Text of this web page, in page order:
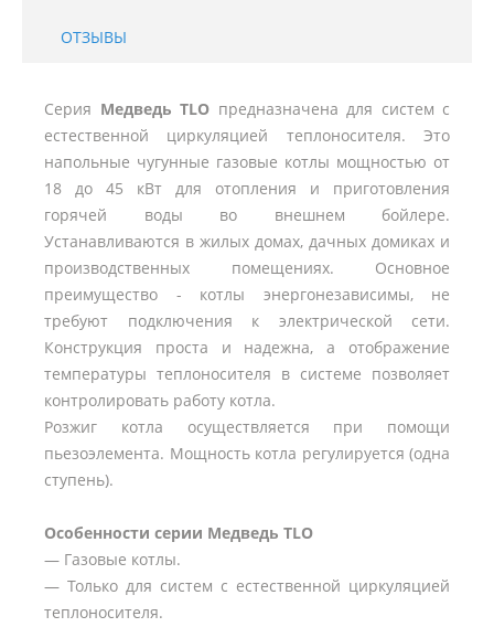
ОТЗЫВЫ
Серия Медведь TLO предназначена для систем с
естественной циркуляцией теплоносителя. Это
напольные чугунные газовые котлы мощностью от
18 до 45 кВт для отопления и приготовления
горячей воды во внешнем бойлере.
Устанавливаются в жилых домах, дачных домиках и
производственных помещениях. Основное
преимущество - котлы энергонезависимы, не
требуют подключения к электрической сети.
Конструкция проста и надежна, а отображение
температуры теплоносителя в системе позволяет
контролировать работу котла.
Розжиг котла осуществляется при помощи
пьезоэлемента. Мощность котла регулируется (одна
ступень).
Особенности серии Медведь TLO
— Газовые котлы.
— Только для систем с естественной циркуляцией
теплоносителя.